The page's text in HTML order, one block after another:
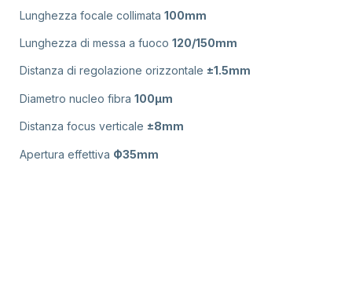
Lunghezza focale collimata 100mm
Lunghezza di messa a fuoco 120/150mm
Distanza di regolazione orizzontale ±1.5mm
Diametro nucleo fibra 100μm
Distanza focus verticale ±8mm
Apertura effettiva Ф35mm